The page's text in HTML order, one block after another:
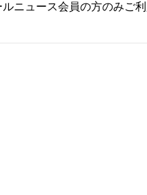
ニュース会員の方のみご利